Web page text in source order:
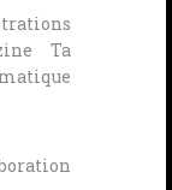
Ta